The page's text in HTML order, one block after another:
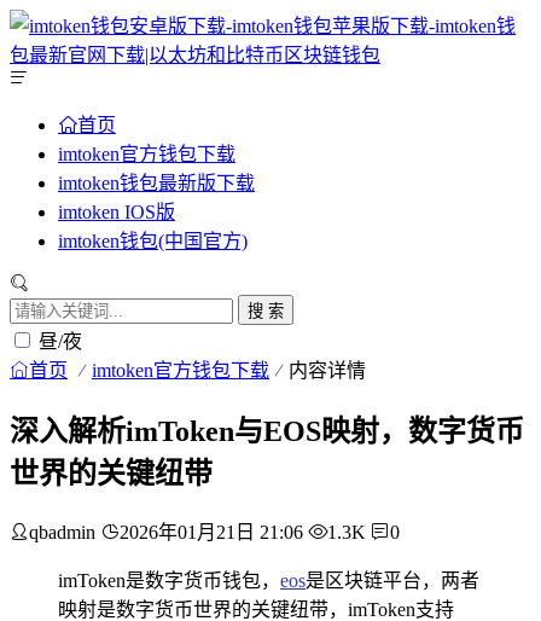
首页
imtoken官方钱包下载
imtoken钱包最新版下载
imtoken IOS版
imtoken钱包(中国官方)
搜 索
昼/夜
首页 imtoken官方钱包下载 内容详情
深入解析imToken与EOS映射，数字货币
世界的关键纽带
qbadmin 2026年01月21日 21:06 1.3K 0
imToken是数字货币钱包， eos是区块链平台，两者
映射是数字货币世界的关键纽带，imToken支持